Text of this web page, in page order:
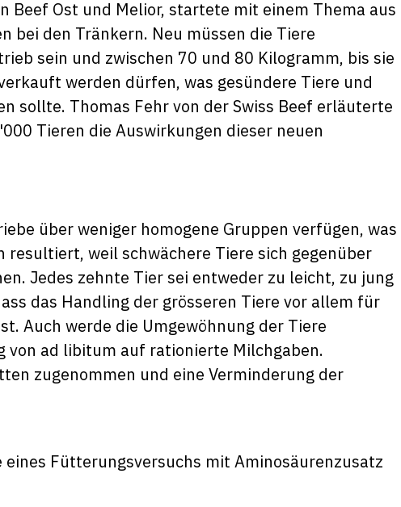
Beef Ost und Melior, startete mit einem Thema aus
bei den Tränkern. Neu müssen die Tiere
sein und zwischen 70 und 80 Kilogramm, bis sie
werden dürfen, was gesündere Tiere und
sollte. Thomas Fehr von der Swiss Beef erläuterte
Tieren die Auswirkungen dieser neuen
über weniger homogene Gruppen verfügen, was
weil schwächere Tiere sich gegenüber
Jedes zehnte Tier sei entweder zu leicht, zu jung
das Handling der grösseren Tiere vor allem für
Auch werde die Umgewöhnung der Tiere
von ad libitum auf rationierte Milchgaben.
zugenommen und eine Verminderung der
Fütterungsversuchs mit Aminosäurenzusatz